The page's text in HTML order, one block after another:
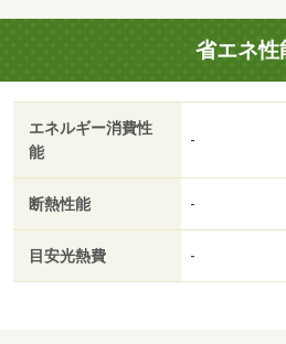
内！オンライン相談・内見も可
近くのＧＯ賃貸ショップへお気軽
場：なし・駐輪場：有/カードキ
掃費用 77000円
省エネ性
エネルギー消費性
能
-
断熱性能 -
目安光熱費 -